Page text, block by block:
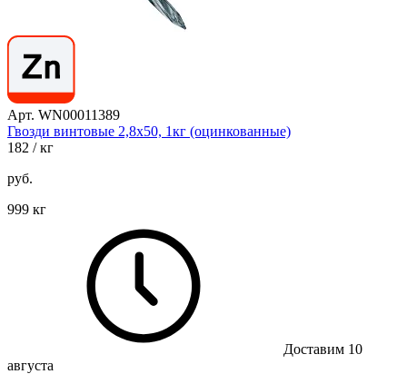
Арт. WN00011389
Гвозди винтовые 2,8х50, 1кг (оцинкованные)
182 / кг
руб.
999 кг
Доставим 10
августа